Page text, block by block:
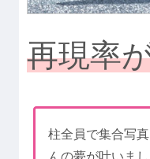
再現率
柱全員で集合写
んの夢が叶いま